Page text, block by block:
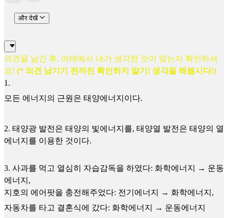
और देखें
의견을 남긴 후, 아래에서 내가 생각한 것이 맞는지 확인하세
요! (* 의견 남기기 전까진 확인하지 말기! 생각을 해봅시다!)
1 .
모든 에너지의 근원은 태양에너지이다.
2. 태양광 발전은 태양의 빛에너지를, 태양열 발전은 태양의 열
에너지를 이용한 것이다.
3. 사과를 먹고 열심히 자습감독을 하였다: 화학에너지 → 운동
에너지,
지호의 에어팟을 충전해주었다: 전기에너지 → 화학에너지,
자동차를 타고 결혼식에 갔다: 화학에너지 → 운동에너지